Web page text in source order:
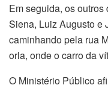
Em seguida, os
Siena, Luiz Augusto e
caminhando pela rua
orla, onde o carro da
O Ministério Público